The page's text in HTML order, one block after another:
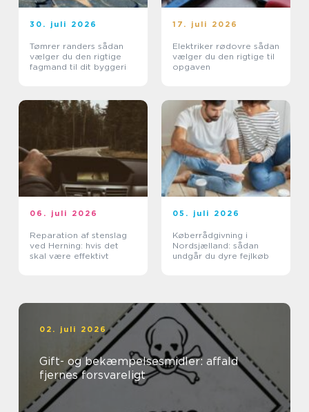
30. juli 2026
Tømrer randers sådan
vælger du den rigtige
fagmand til dit byggeri
17. juli 2026
Elektriker rødovre sådan
vælger du den rigtige til
opgaven
06. juli 2026
Reparation af stenslag
ved Herning: hvis det
skal være effektivt
05. juli 2026
Køberrådgivning i
Nordsjælland: sådan
undgår du dyre fejlkøb
02. juli 2026
Gift- og bekæmpelsesmidler: affald
fjernes forsvareligt